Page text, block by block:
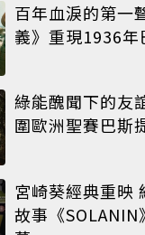
百年血淚的第一
義》重現1936年
綠能醜聞下的友
圍歐洲聖賽巴斯
宮崎葵經典重映
故事《